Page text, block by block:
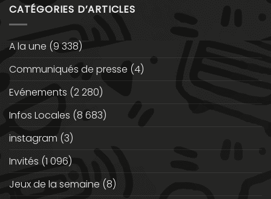
CATÉGORIES D’ARTICLES
A la une (9 338)
Communiqués de presse (4)
Evénements (2 280)
Infos Locales (8 683)
instagram (3)
Invités (1 096)
Jeux de la semaine (8)